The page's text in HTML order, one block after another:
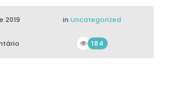
2019 in Uncategorized
184